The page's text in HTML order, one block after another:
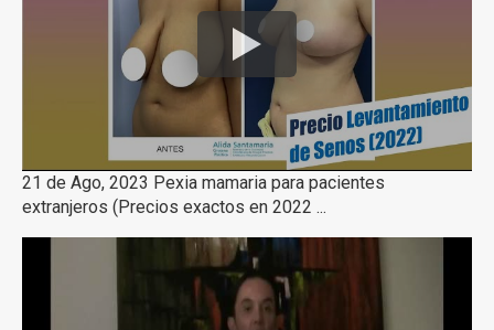
21 de Ago, 2023 Pexia mamaria para pacientes
extranjeros (Precios exactos en 2022 ...